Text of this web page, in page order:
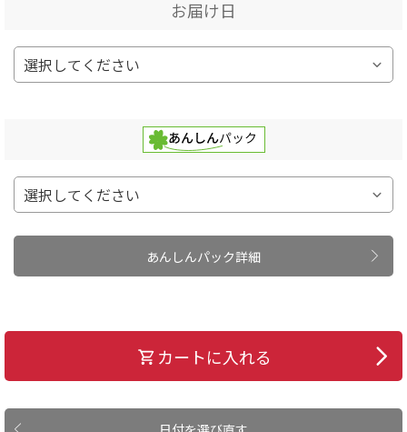
お届け日
あんしんパック詳細
カートに入れる